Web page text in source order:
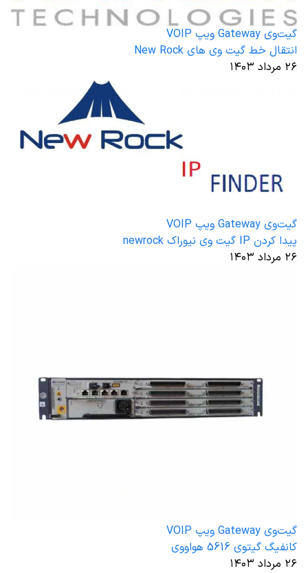
گیت‌وی Gateway ویپ VOIP
انتقال خط گیت وی های New Rock
۲۶ مرداد ۱۴۰۳
گیت‌وی Gateway ویپ VOIP
پیدا کردن IP گیت وی نیوراک newrock
۲۶ مرداد ۱۴۰۳
گیت‌وی Gateway ویپ VOIP
کانفیگ گیتوی 5616 هواووی
۲۶ مرداد ۱۴۰۳